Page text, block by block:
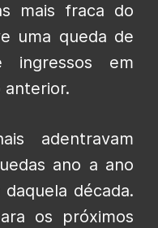
mais fraca do
uma queda de
em
anterior.
adentravam
ano a ano
década.
os próximos